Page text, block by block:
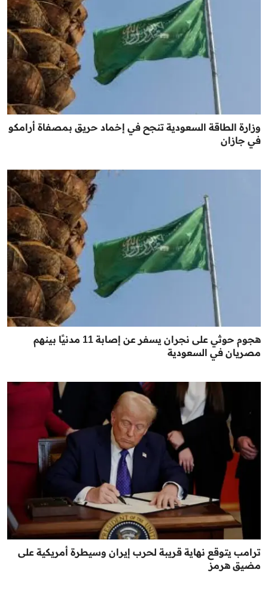
وزارة الطاقة السعودية تنجح في إخماد حريق بمصفاة أرامكو
في جازان
هجوم حوثي على نجران يسفر عن إصابة 11 مدنيًا بينهم
مصريان في السعودية
ترامب يتوقع نهاية قريبة لحرب إيران وسيطرة أمريكية على
مضيق هرمز